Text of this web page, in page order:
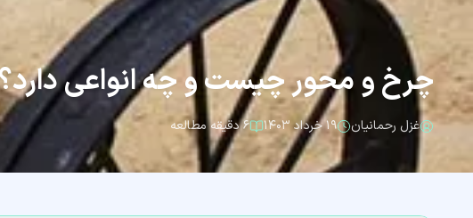
چرخ و محور چیست و چه انواعی
غزل رحمانیان ۱۹ خرداد ۱۴۰۳ ۶ دقیقه مطالعه